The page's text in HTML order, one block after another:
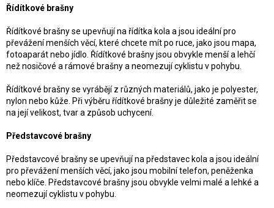
Řídítkové brašny
Řídítkové brašny se upevňují na řídítka kola a jsou ideální pro
převážení menších věcí, které chcete mít po ruce, jako jsou mapa,
fotoaparát nebo jídlo. Řídítkové brašny jsou obvykle menší a lehčí
než nosičové a rámové brašny a neomezují cyklistu v pohybu.
Řídítkové brašny se vyrábějí z různých materiálů, jako je polyester,
nylon nebo kůže. Při výběru řídítkové brašny je důležité zaměřit se
na její velikost, tvar a způsob uchycení.
Představcové brašny
Představcové brašny se upevňují na představec kola a jsou ideální
pro převážení menších věcí, jako jsou mobilní telefon, peněženka
nebo klíče. Představcové brašny jsou obvykle velmi malé a lehké a
neomezují cyklistu v pohybu.